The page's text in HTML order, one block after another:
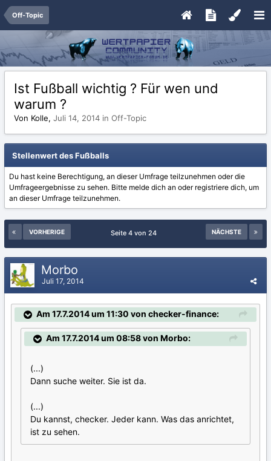
Off-Topic
Ist Fußball wichtig ? Für wen und
warum ?
Von Kolle, Juli 14, 2014 in Off-Topic
Stellenwert des Fußballs
Du hast keine Berechtigung, an dieser Umfrage teilzunehmen oder die
Umfrageergebnisse zu sehen. Bitte melde dich an oder registriere dich, um
an dieser Umfrage teilzunehmen.
VORHERIGE NÄCHSTE
Seite 4 von 24
Morbo
Juli 17, 2014
Am 17.7.2014 um 11:30 von checker-finance:
Am 17.7.2014 um 08:58 von Morbo:
(...)
Dann suche weiter. Sie ist da.
(...)
Du kannst, checker. Jeder kann. Was das anrichtet,
ist zu sehen.